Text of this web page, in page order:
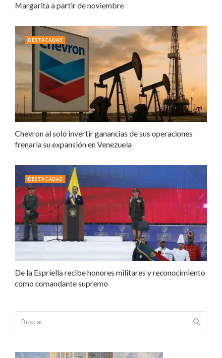
Margarita a partir de noviembre
Chevron al solo invertir ganancias de sus operaciones
frenaría su expansión en Venezuela
DESTACADAS
De la Espriella recibe honores militares y reconocimiento
como comandante supremo
DESTACADAS